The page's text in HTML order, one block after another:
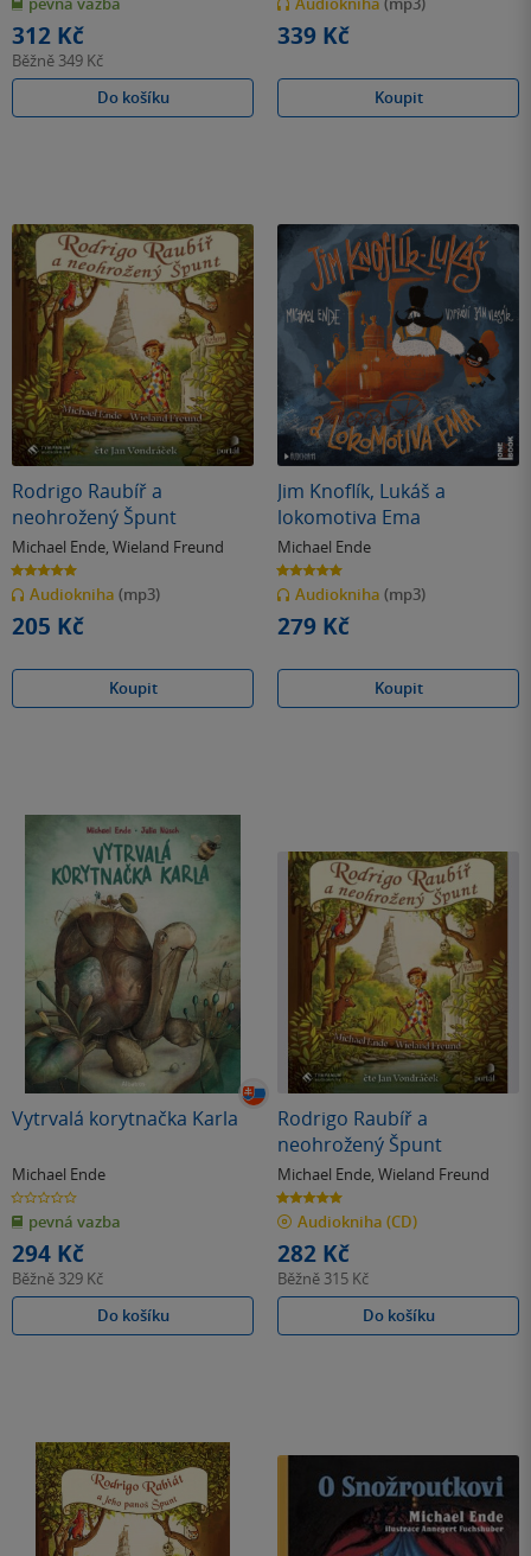
hvězdiček
312 Kč
Běžně 349 Kč
Do košíku
hvězdiček
339 Kč
Koupit
Rodrigo Raubíř a
neohrožený Špunt
Michael Ende, Wieland Freund
5.0
z
5
hvězdiček
Audiokniha (mp3)
205 Kč
Koupit
Jim Knoflík, Lukáš a
lokomotiva Ema
Michael Ende
5.0
z
5
hvězdiček
Audiokniha (mp3)
279 Kč
Koupit
Vytrvalá korytnačka Karla
Michael Ende
0.0
z
5
hvězdiček
pevná vazba
294 Kč
Běžně 329 Kč
Do košíku
Rodrigo Raubíř a
neohrožený Špunt
Michael Ende, Wieland Freund
5.0
z
5
hvězdiček
Audiokniha (CD)
282 Kč
Běžně 315 Kč
Do košíku